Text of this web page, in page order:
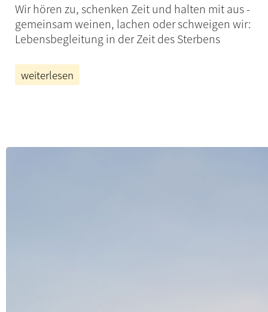
Wir hören zu, schenken Zeit und halten mit aus -
gemeinsam weinen, lachen oder schweigen wir:
Lebensbegleitung in der Zeit des Sterbens
weiterlesen